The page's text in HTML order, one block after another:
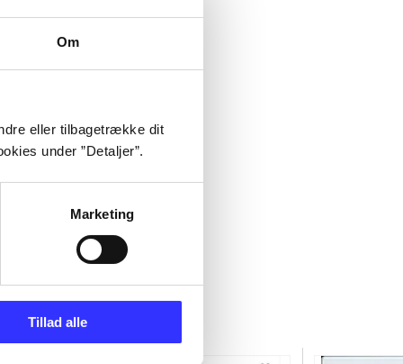
Om
eller tilbagetrække dit
under ”Detaljer”.
Marketing
Tillad alle